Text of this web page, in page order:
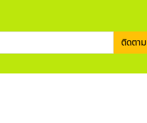
ติดตาม